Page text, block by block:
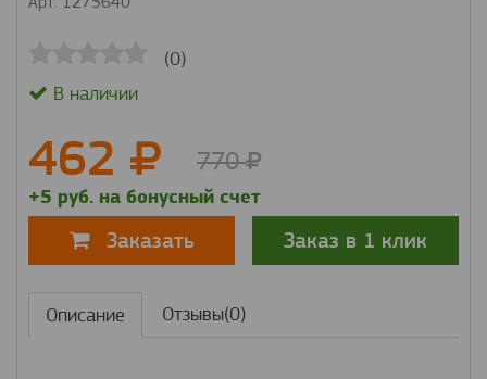
(0)
В наличии
462 770
+5 руб. на бонусный счет
Заказать Заказ в 1 клик
Описание Отзывы(0)